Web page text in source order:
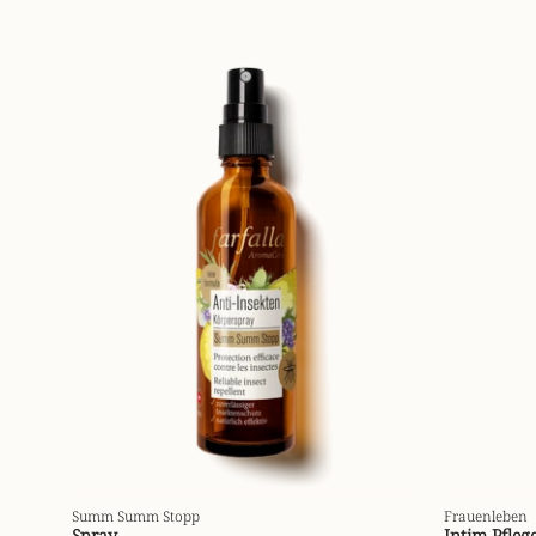
summ-
stopp-
anti-
insekten-
spray-
75ml-
front-
7612534101608_01.webp
Summ Summ Stopp Frauenleben